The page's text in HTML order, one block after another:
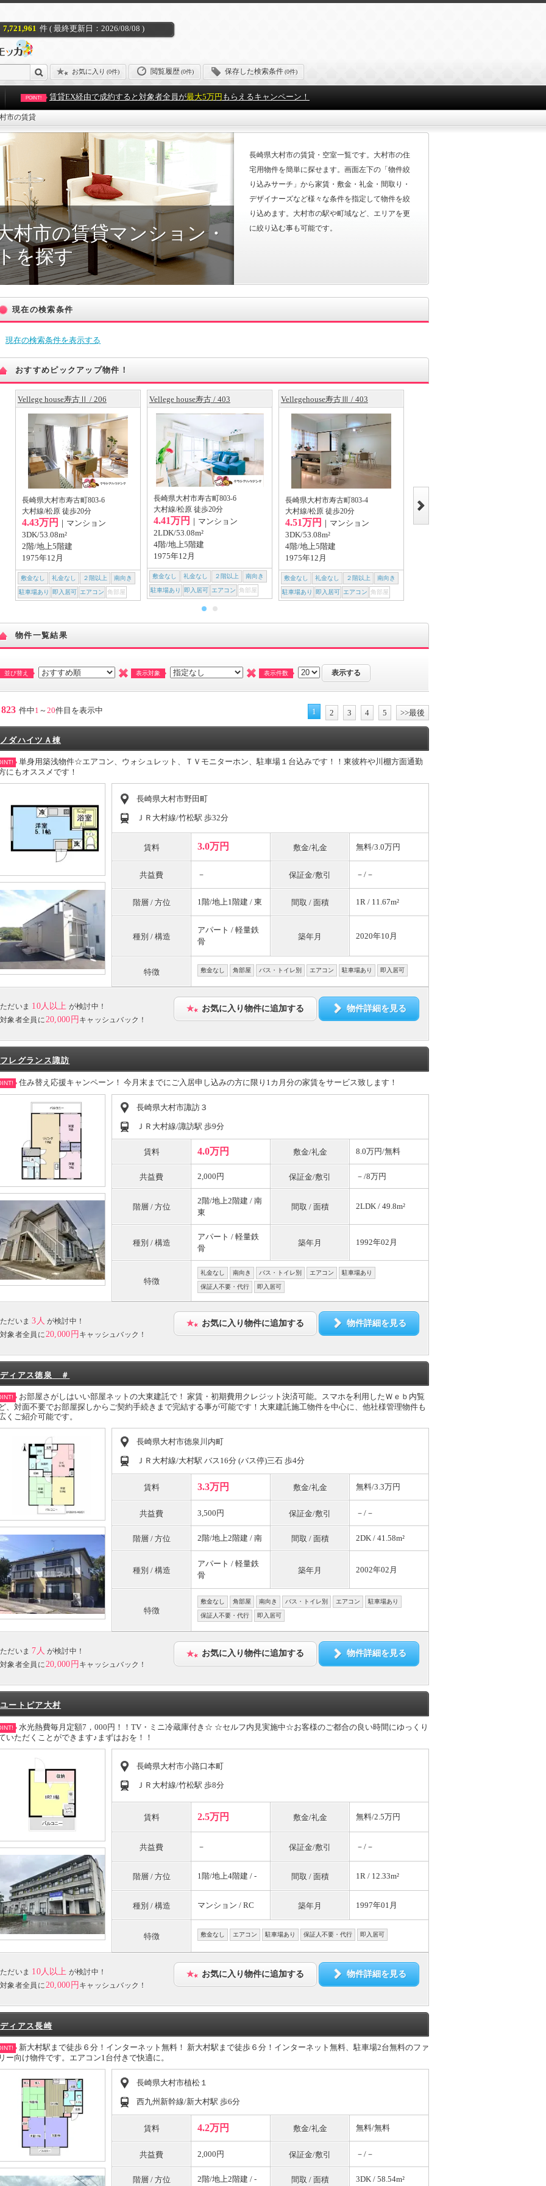
7,721,961 件 ( 最終更新日：2026/08/08 )
お気に入り (0件) 閲覧履歴(0件) 保存した検索条件(0件)
POINT! 賃貸EX経由で成約すると対象者全員が最大5万円 もらえるキャンペーン！
市の賃貸
村市の賃貸マンション・
を探す
長崎県大村市の賃貸・空室一覧です。大村市の住
宅用物件を簡単に探せます。画面左下の「物件絞
り込みサーチ」から家賃・敷金・礼金・間取り・
デザイナーズなど様々な条件を指定して物件を絞
り込めます。大村市の駅や町域など、エリアを更
に絞り込む事も可能です。
現在の検索条件
現在の検索条件を表示する
おすすめピックアップ物件！
Vellege house寿古Ⅱ / 206
長崎県大村市寿古町803-6
大村線/松原 徒歩20分
4.43万円 ｜マンション
3DK/53.08m²
2階/地上5階建
1975年12月
敷金なし 礼金なし ２階以上 南向き
駐車場あり 即入居可 エアコン 角部屋
Vellege house寿古 / 403
長崎県大村市寿古町803-6
大村線/松原 徒歩20分
4.41万円 ｜マンション
2LDK/53.08m²
4階/地上5階建
1975年12月
敷金なし 礼金なし ２階以上 南向き
駐車場あり 即入居可 エアコン 角部屋
Vellegehouse寿古Ⅲ / 403
長崎県大村市寿古町803-4
大村線/松原 徒歩20分
4.51万円 ｜マンション
3DK/53.08m²
4階/地上5階建
1975年12月
敷金なし 礼金なし ２階以上 南向き
駐車場あり 即入居可 エアコン 角部屋
長崎県大村市寿古町803丁目
大村線/竹松
4.54万円
物件一覧結果
並び替え 表示対象 表示件数
823 件中1 ～ 20件目を表示中 1 2 3 4 5 >>最後
ノダハイツＡ棟
単身用築浅物件☆エアコン、ウォシュレット、ＴＶモニターホン、駐車場１台込みです！！東彼杵や川棚方面通勤
にもオススメです！
長崎県大村市野田町
ＪＲ大村線/竹松駅 歩32分
賃料 3.0万円 敷金/礼金 無料/3.0万円
共益費 － 保証金/敷引 －/－
階層 / 方位 1階/地上1階建 / 東 間取 / 面積 1R / 11.67m²
種別 / 構造
アパート / 軽量鉄
骨
築年月 2020年10月
特徴 敷金なし 角部屋 バス・トイレ別 エアコン 駐車場あり 即入居可
ただいま 10人以上 が検討中！
対象者全員に20,000円 キャッシュバック！
お気に入り物件に追加する 物件詳細を見る
フレグランス諏訪
住み替え応援キャンペーン！ 今月末までにご入居申し込みの方に限り1カ月分の家賃をサービス致します！
長崎県大村市諏訪３
ＪＲ大村線/諏訪駅 歩9分
賃料 4.0万円 敷金/礼金 8.0万円/無料
共益費 2,000円 保証金/敷引 －/8万円
階層 / 方位
2階/地上2階建 / 南
東
間取 / 面積 2LDK / 49.8m²
種別 / 構造
アパート / 軽量鉄
骨
築年月 1992年02月
特徴
礼金なし 南向き バス・トイレ別 エアコン 駐車場あり
保証人不要・代行 即入居可
ただいま 3人 が検討中！
対象者全員に 20,000円 キャッシュバック！
お気に入り物件に追加する 物件詳細を見る
ディアス徳泉 ＃
お部屋さがしはいい部屋ネットの大東建託で！ 家賃・初期費用クレジット決済可能。スマホを利用したＷｅｂ内覧
、対面不要でお部屋探しからご契約手続きまで完結する事が可能です！大東建託施工物件を中心に、他社様管理物件も
くご紹介可能です。
長崎県大村市徳泉川内町
ＪＲ大村線/大村駅 バス16分 (バス停)三石 歩4分
賃料 3.3万円 敷金/礼金 無料/3.3万円
共益費 3,500円 保証金/敷引 －/－
階層 / 方位 2階/地上2階建 / 南 間取 / 面積 2DK / 41.58m²
種別 / 構造
アパート / 軽量鉄
骨
築年月 2002年02月
特徴
敷金なし 角部屋 南向き バス・トイレ別 エアコン 駐車場あり
保証人不要・代行 即入居可
ただいま 7人 が検討中！
対象者全員に20,000円 キャッシュバック！
お気に入り物件に追加する 物件詳細を見る
ユートピア大村
水光熱費毎月定額7，000円！！TV・ミニ冷蔵庫付き☆ ☆セルフ内見実施中☆お客様のご都合の良い時間にゆっくり
いただくことができます♪まずはおを！！
長崎県大村市小路口本町
ＪＲ大村線/竹松駅 歩8分
賃料 2.5万円 敷金/礼金 無料/2.5万円
共益費 － 保証金/敷引 －/－
階層 / 方位 1階/地上4階建 / - 間取 / 面積 1R / 12.33m²
種別 / 構造 マンション / RC 築年月 1997年01月
特徴 敷金なし エアコン 駐車場あり 保証人不要・代行 即入居可
ただいま 10人以上 が検討中！
対象者全員に 20,000円 キャッシュバック！
お気に入り物件に追加する 物件詳細を見る
ディアス長崎
新大村駅まで徒歩６分！インターネット無料！ 新大村駅まで徒歩６分！インターネット無料、駐車場2台無料のファ
ー向け物件です。エアコン1台付きで快適に。
長崎県大村市植松１
西九州新幹線/新大村駅 歩6分
賃料 4.2万円 敷金/礼金 無料/無料
共益費 2,000円 保証金/敷引 －/－
階層 / 方位 2階/地上2階建 / - 間取 / 面積 3DK / 58.54m²